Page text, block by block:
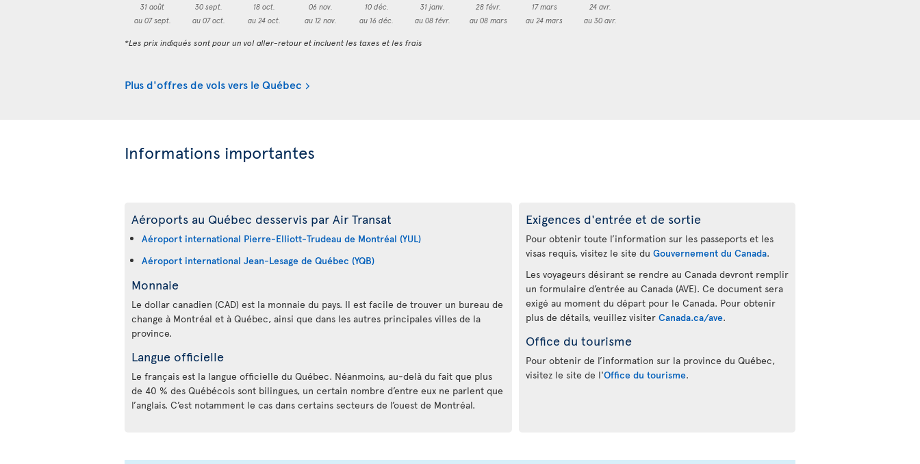
31 août
au 07 sept.
30 sept.
au 07 oct.
18 oct.
au 24 oct.
06 nov.
au 12 nov.
10 déc.
au 16 déc.
31 janv.
au 08 févr.
28 févr.
au 08 mars
17 mars
au 24 mars
24 avr.
au 30 avr.
*Les prix indiqués sont pour un vol aller-retour et incluent les taxes et les frais
Plus d'offres de vols vers le Québec
Informations importantes
Aéroports au Québec desservis par Air Transat
Aéroport international Pierre-Elliott-Trudeau de Montréal (YUL)
Aéroport international Jean-Lesage de Québec (YQB)
Monnaie
Le dollar canadien (CAD) est la monnaie du pays. Il est facile de trouver un bureau de
change à Montréal et à Québec, ainsi que dans les autres principales villes de la
province.
Langue officielle
Le français est la langue officielle du Québec. Néanmoins, au-delà du fait que plus
de 40 % des Québécois sont bilingues, un certain nombre d’entre eux ne parlent que
l’anglais. C’est notamment le cas dans certains secteurs de l’ouest de Montréal.
Exigences d'entrée et de sortie
Pour obtenir toute l’information sur les passeports et les
visas requis, visitez le site du Gouvernement du Canada.
Les voyageurs désirant se rendre au Canada devront remplir
un formulaire d’entrée au Canada (AVE). Ce document sera
exigé au moment du départ pour le Canada. Pour obtenir
plus de détails, veuillez visiter Canada.ca/ave.
Office du tourisme
Pour obtenir de l’information sur la province du Québec,
visitez le site de l'Office du tourisme.